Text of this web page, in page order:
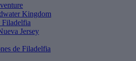
Kingdom
Jersey
de Filadelfia